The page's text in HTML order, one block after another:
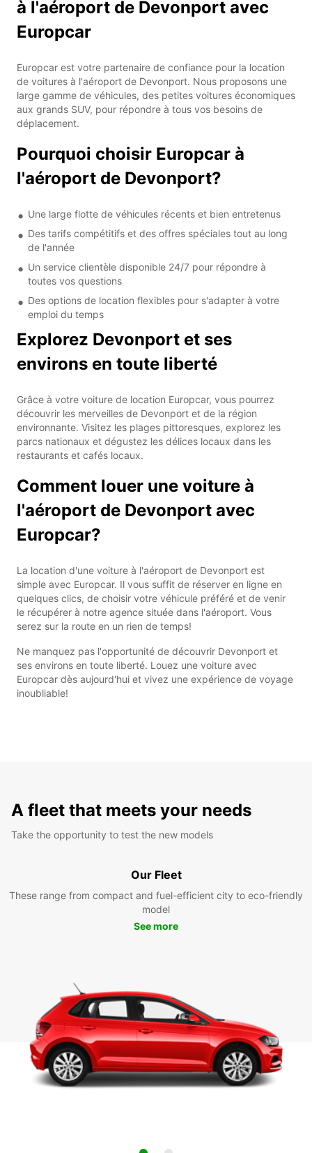
à l'aéroport de Devonport avec
Europcar
Europcar est votre partenaire de confiance pour la location
de voitures à l'aéroport de Devonport. Nous proposons une
large gamme de véhicules, des petites voitures économiques
aux grands SUV, pour répondre à tous vos besoins de
déplacement.
Pourquoi choisir Europcar à
l'aéroport de Devonport?
Une large flotte de véhicules récents et bien entretenus
Des tarifs compétitifs et des offres spéciales tout au long
de l'année
Un service clientèle disponible 24/7 pour répondre à
toutes vos questions
Des options de location flexibles pour s'adapter à votre
emploi du temps
Explorez Devonport et ses
environs en toute liberté
Grâce à votre voiture de location Europcar, vous pourrez
découvrir les merveilles de Devonport et de la région
environnante. Visitez les plages pittoresques, explorez les
parcs nationaux et dégustez les délices locaux dans les
restaurants et cafés locaux.
Comment louer une voiture à
l'aéroport de Devonport avec
Europcar?
La location d'une voiture à l'aéroport de Devonport est
simple avec Europcar. Il vous suffit de réserver en ligne en
quelques clics, de choisir votre véhicule préféré et de venir
le récupérer à notre agence située dans l'aéroport. Vous
serez sur la route en un rien de temps!
Ne manquez pas l'opportunité de découvrir Devonport et
ses environs en toute liberté. Louez une voiture avec
Europcar dès aujourd'hui et vivez une expérience de voyage
inoubliable!
A fleet that meets your needs
Take the opportunity to test the new models
Our Fleet
These range from compact and fuel-efficient city to eco-friendly
model
See more